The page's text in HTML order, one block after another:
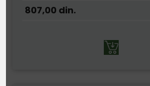
807,00 din.